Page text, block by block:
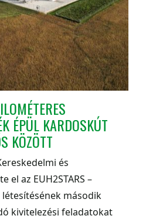
ÉPÜL KARDOSKÚT
KÖZÖTT
és
el az EUH2STARS –
második
kivitelezési feladatokat